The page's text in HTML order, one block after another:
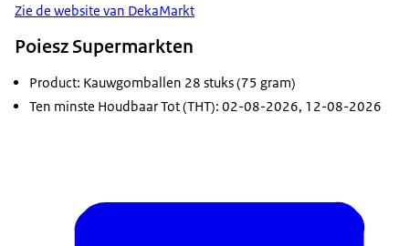
Zie de website van DekaMarkt
Poiesz Supermarkten
Product: Kauwgomballen 28 stuks (75 gram)
Ten minste Houdbaar Tot (THT): 02-08-2026, 12-08-2026